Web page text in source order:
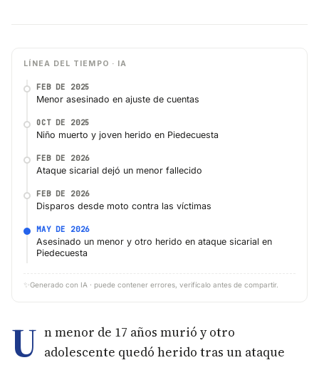
LÍNEA DEL TIEMPO · IA
FEB DE 2025
Menor asesinado en ajuste de cuentas
OCT DE 2025
Niño muerto y joven herido en Piedecuesta
FEB DE 2026
Ataque sicarial dejó un menor fallecido
FEB DE 2026
Disparos desde moto contra las víctimas
MAY DE 2026
Asesinado un menor y otro herido en ataque sicarial en
Piedecuesta
✨ Generado con IA · puede contener errores, verifícalo antes de compartir.
U n menor de 17 años murió y otro
adolescente quedó herido tras un ataque